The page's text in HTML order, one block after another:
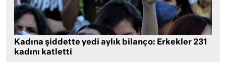
Kadına şiddette yedi aylık bilanço: Erkekler 231
kadını katletti